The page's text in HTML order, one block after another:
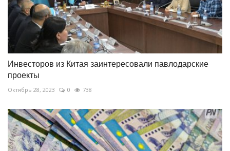
Инвесторов из Китая заинтересовали павлодарские
проекты
Октябрь 28, 2023 0 738